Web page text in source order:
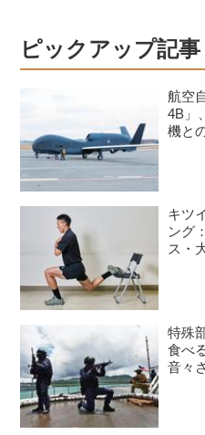
ピックアップ記事
航空
4B」
機と
キツ
ング
ス・
特殊
食べ
音々